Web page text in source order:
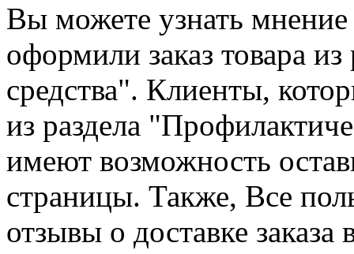
Вы можете узнать
оформили заказ товара
средства". Клиенты,
из раздела
имеют возможность
страницы. Также, Все
отзывы о доставке заказа